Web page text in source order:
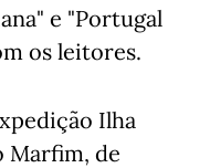
e "Portugal
os leitores.
Ilha
Marfim, de